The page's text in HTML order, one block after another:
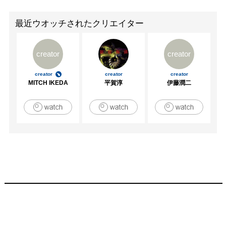
最近ウオッチされたクリエイター
creator
creator
MITCH IKEDA
creator
平賀淳
creator
creator
伊藤潤二